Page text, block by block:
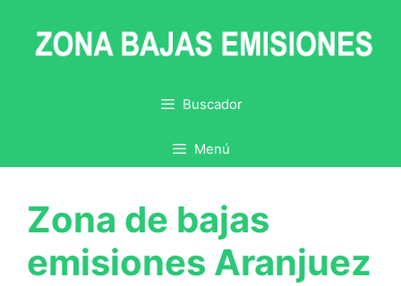
contenido
Buscador
Menú
Zona de bajas
emisiones Aranjuez